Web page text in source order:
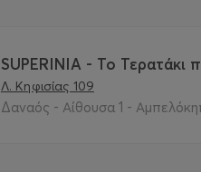
SUPERINIA - Το Τερατάκι
Λ. Κηφισίας 109
Δαναός - Αίθουσα 1 -